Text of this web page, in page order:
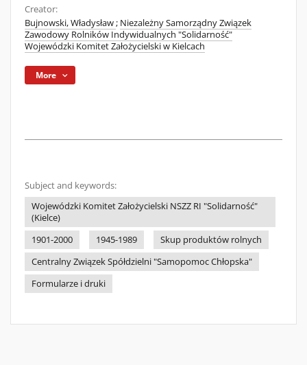
Creator:
Bujnowski, Władysław; Niezależny Samorządny Związek
Zawodowy Rolników Indywidualnych "Solidarność"
Wojewódzki Komitet Założycielski w Kielcach
More
Subject and keywords:
Wojewódzki Komitet Założycielski NSZZ RI "Solidarność"
(Kielce)
1901-2000
1945-1989
Skup produktów rolnych
Centralny Związek Spółdzielni "Samopomoc Chłopska"
Formularze i druki